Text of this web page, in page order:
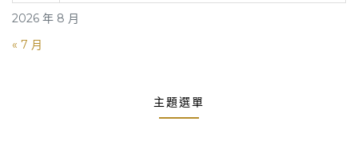
2026 年 8 月
« 7 月
主題選單